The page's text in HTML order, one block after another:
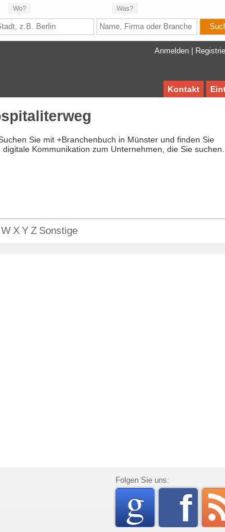
Wo? Was?
Anmelden
Kontakt
Sie mit +Branchenbuch in Münster und finden Sie
Kommunikation zum Unternehmen, die Sie suchen.
W X Y Z Sonstige
Folgen Sie uns:
rss